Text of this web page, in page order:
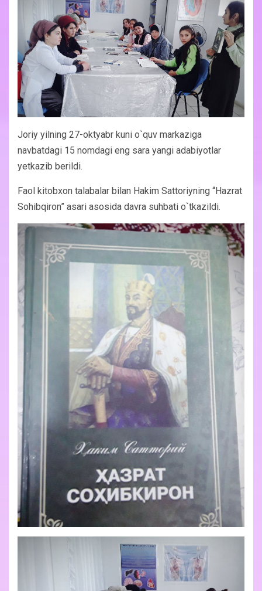
Joriy yilning 27-oktyabr kuni o`quv markaziga
navbatdagi 15 nomdagi eng sara yangi adabiyotlar
yetkazib berildi.
Faol kitobxon talabalar bilan Hakim Sattoriyning “Hazrat
Sohibqiron” asari asosida davra suhbati o`tkazildi.